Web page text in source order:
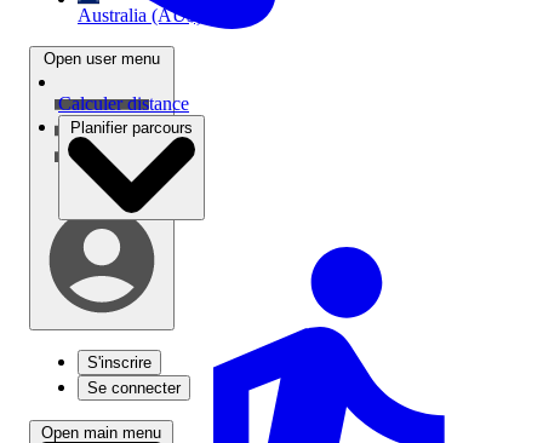
Australia (AU$)
Open user menu
S'inscrire
Se connecter
Open main menu
Calculer distance
Planifier parcours